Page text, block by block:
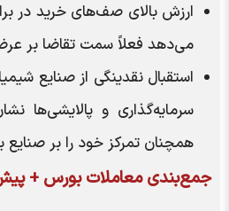
ارزش بالای صف‌های خرید در
می‌دهد فعلاً سمت تقاضا بر
استقبال نقدینگی از صنایع
سرمایه‌گذاری و پالایشی‌ها
همچنان تمرکز خود را بر صنایع
جمع‌بندی معاملات بورس +